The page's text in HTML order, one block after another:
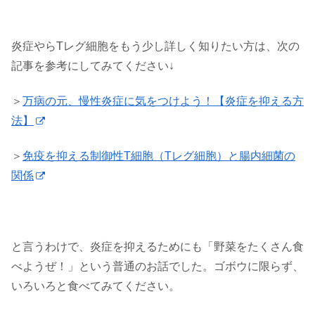
炎症やらTレグ細胞をもう少し詳しく知りたい方は、次の
記事を参考にしてみてください↓
＞ 万病の元、慢性炎症に気をつけよう！【炎症を抑える方
法】
＞ 免疫を抑える制御性T細胞（Tレグ細胞）と腸内細菌の
関係
と言うわけで、炎症を抑えるためにも「野菜をたくさん食
べようぜ！」という普通のお話でした。ゴボウに限らず、
いろいろと食べてみてください。